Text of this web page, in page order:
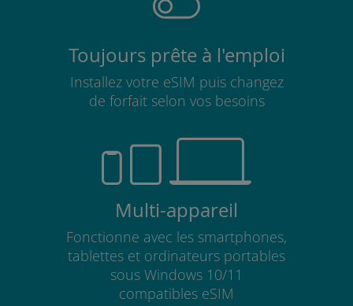
Toujours prête à l'emploi
Installez votre eSIM puis changez
de forfait selon vos besoins
Multi-appareil
Fonctionne avec les smartphones,
tablettes et ordinateurs portables
sous Windows 10/11
compatibles eSIM